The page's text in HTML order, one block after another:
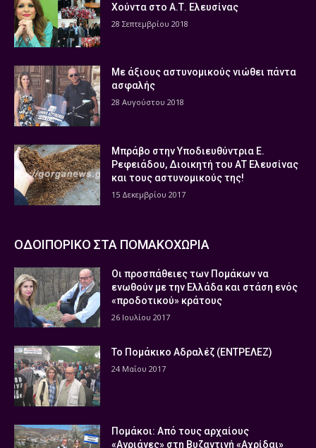
Χούντα στο Α.Τ. Ελευσίνας
28 Σεπτεμβρίου 2018
Με άξιους αστυνομικούς νιώθει πάντα
ασφαλής
28 Αυγούστου 2018
Μπράβο στην Υποδιευθύντρια Ε.
Ρεφειάδου, Διοικητή του ΑΤ Ελευσίνας
και τους αστυνομικούς της!
15 Δεκεμβρίου 2017
ΟΔΟΙΠΟΡΙΚΟ ΣΤΑ ΠΟΜΑΚΟΧΩΡΙΑ
Οι προσπάθειες των Πομάκων να
ενωθούν με την Ελλάδα και στάση ενός
«προδοτικού» κράτους
26 Ιουλίου 2017
Το Πομάκικο Αδραλέζ (ΕΝΤΡΕΛΕΖ)
24 Μαΐου 2017
Πομάκοι: Από τους αρχαίους
«Αγριάνες» στη Βυζαντινή «Αχρίδαι»